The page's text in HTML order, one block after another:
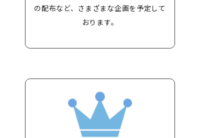
の配布など、さまざまな企画を予定して
おります。